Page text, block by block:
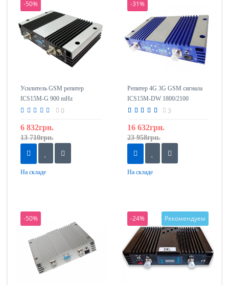
-50%
Усилитель GSM репитер
ICS15M-G 900 mHz
0
6 832грн.
13 710грн.
На складе
-31%
Репитер 4G 3G GSM сигнала
ICS15M-DW 1800/2100
3
16 632грн.
23 958грн.
На складе
-50% -24% Рекомендуем